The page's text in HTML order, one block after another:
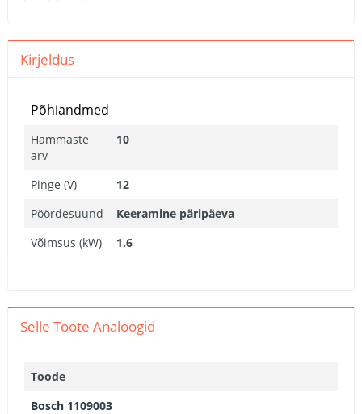
Kirjeldus
Põhiandmed
Hammaste
arv
10
Pinge (V)
12
Pöördesuund
Keeramine päripäeva
Võimsus (kW)
1.6
Selle Toote Analoogid
Toode
Bosch 1109003